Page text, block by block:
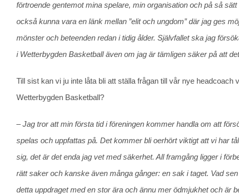
förtroende gentemot mina spelare, min organisation och på så
också kunna vara en länk mellan ”elit och ungdom” där jag ges
mönster och beteenden redan i tidig ålder. Självfallet ska jag
i Wetterbygden Basketball även om jag är tämligen säker på att
Till sist kan vi ju inte låta bli att ställa frågan till vår nye
Wetterbygden Basketball?
– Jag tror att min första tid i föreningen kommer handla om att
spelas och uppfattas på. Det kommer bli oerhört viktigt att vi har
sig, det är det enda jag vet med säkerhet. All framgång ligger i
rätt saker och kanske även många gånger: en sak i taget. Vad
detta uppdraget med en stor ära och ännu mer ödmjukhet och är